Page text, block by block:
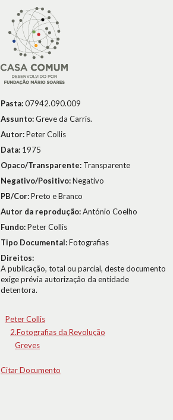
Pasta:07942.090.009
Assunto:Greve da Carris.
Autor:Peter Collis
Data: 1975
Opaco/Transparente: Transparente
Negativo/Positivo:Negativo
PB/Cor:Preto e Branco
Autor da reprodução:António Coelho
Fundo:Peter Collis
Tipo Documental:Fotografias
Direitos:
A publicação, total ou parcial, deste documento
exige prévia autorização da entidade
detentora.
Peter Collis
2.Fotografias da Revolução
Greves
Citar Documento